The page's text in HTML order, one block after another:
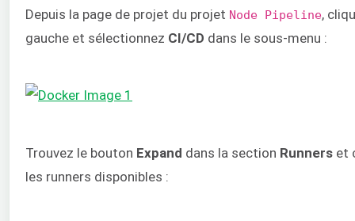
Depuis la page de projet du projet Node Pipeline,
gauche et sélectionnez CI/CD dans le sous-menu :
Trouvez le bouton Expand dans la section Runners et
les runners disponibles :